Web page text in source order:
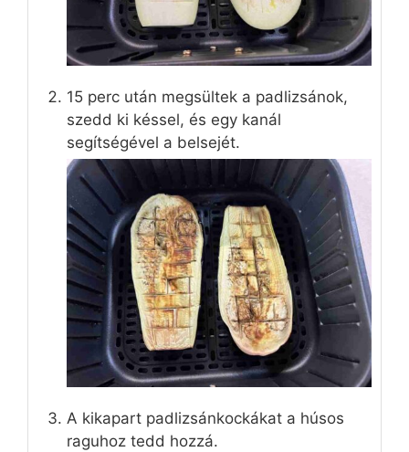
15 perc után megsültek a padlizsánok,
szedd ki késsel, és egy kanál
segítségével a belsejét.
A kikapart padlizsánkockákat a húsos
raguhoz tedd hozzá.